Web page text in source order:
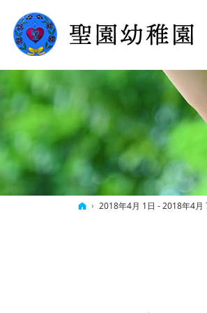
ホーム
2018年4月 1日 - 2018年4月